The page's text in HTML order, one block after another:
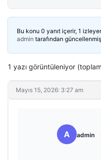
Bu konu 0 yanıt içerir, 1
admin tarafından
1 yazı görüntüleniyor
Mayıs 15, 2026: 3:27 am
A admin